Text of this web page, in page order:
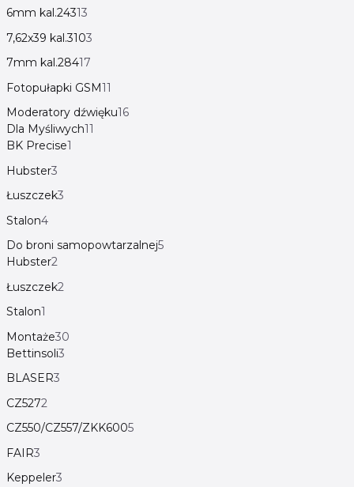
6mm kal.24313
7,62x39 kal.3103
7mm kal.28417
Fotopułapki GSM11
Moderatory dźwięku16
Dla Myśliwych11
BK Precise1
Hubster3
Łuszczek3
Stalon4
Do broni samopowtarzalnej5
Hubster2
Łuszczek2
Stalon1
Montaże30
Bettinsoli3
BLASER3
CZ5272
CZ550/CZ557/ZKK6005
FAIR3
Keppeler3